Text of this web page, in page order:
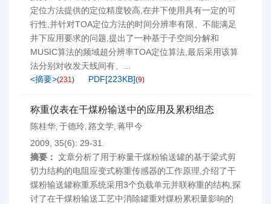
定位方法提供的定位精度较高,在井下使用具有一定的可
行性,并针对TOA定位方法的时间分辨率有限、不能满足
井下应用要求的问题,提出了一种基于子空间分解和
MUSIC算法的频域超分辨率TOA定位算法,最后采用该算
法分别对收发天线间有、...
<摘要>(231) PDF[223KB](9)
称重仪表在干煤粉输送中的应用及累积组态
陈桂华, 于德玲, 路文学, 蒋甲今
2009, 35(6): 29-31.
摘要： 文章分析了用于称量干煤粉输送罐的基于梁式剪
切力结构的电阻应变式称重传感器的工作原理,介绍了干
煤粉输送罐称重系统采用3个负载单元并联称重的结构,探
讨了在干煤粉输送工艺中消除罐重对煤粉累积量影响的